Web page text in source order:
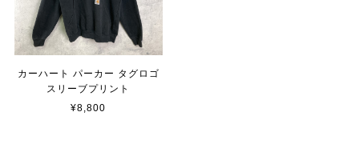
カーハート パーカー タグロゴ
スリーブプリント
¥8,800